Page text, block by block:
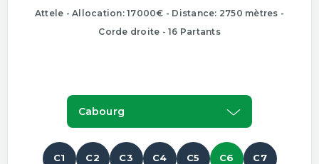
Attele - Allocation: 17000€ - Distance: 2750 mètres -
Corde droite - 16 Partants
Cabourg
C1 C2 C3 C4 C5 C6 C7